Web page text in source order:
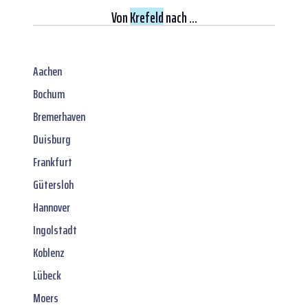
VonKrefeldnach ...
Aachen
Bochum
Bremerhaven
Duisburg
Frankfurt
Gütersloh
Hannover
Ingolstadt
Koblenz
Lübeck
Moers